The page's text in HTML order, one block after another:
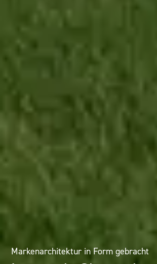
Markenarchitektur in Form gebracht
Architektur als Erlebnis:
Designhotel